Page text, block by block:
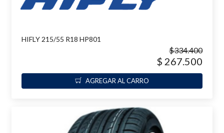
HIFLY 215/55 R18 HP801
$334.400
$ 267.500
AGREGAR AL CARRO